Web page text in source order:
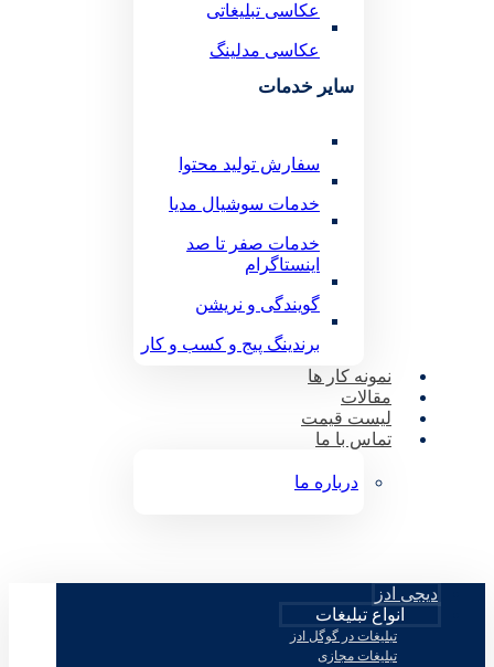
عکاسی تبلیغاتی
عکاسی مدلینگ
سایر خدمات
سفارش تولید محتوا
خدمات سوشیال مدیا
خدمات صفر تا صد
اینستاگرام
گویندگی و نریشن
برندینگ پیج و کسب و کار
نمونه کار ها
مقالات
لیست قیمت
تماس با ما
درباره ما
دیجی ادز
انواع تبلیغات
تبلیغات در گوگل ادز
تبلیغات مجازی